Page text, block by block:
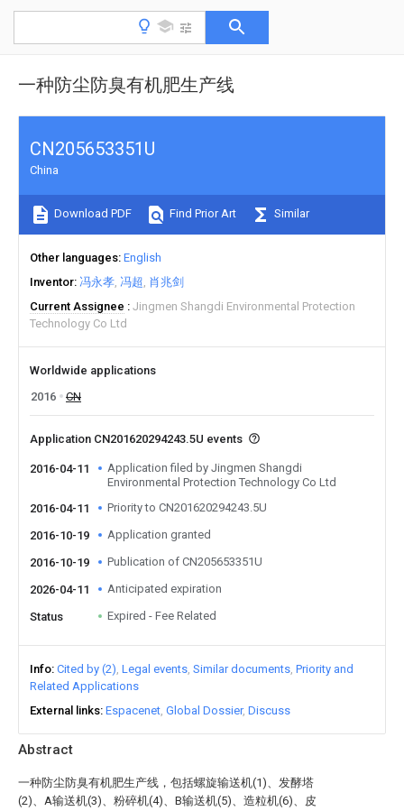
一种防尘防臭有机肥生产线
Abstract
一种防尘防臭有机肥生产线，包括螺旋输送机(1)、发酵塔
(2)、A输送机(3)、粉碎机(4)、B输送机(5)、造粒机(6)、皮
CN205653351U
China
Download PDF Find Prior Art Similar
Other languages English
Inventor 冯永孝 冯超 肖兆剑
Current Assignee
Jingmen Shangdi Environmental Protection
Technology Co Ltd
Worldwide applications
2016
CN
Application CN201620294243.5U events
2016-04-11
Application filed by Jingmen Shangdi
Environmental Protection Technology Co Ltd
2016-04-11
Priority to CN201620294243.5U
2016-10-19 Application granted
2016-10-19 Publication of CN205653351U
2026-04-11 Anticipated expiration
Status Expired - Fee Related
Info Cited by (2) Legal events Similar documents Priority and
Related Applications
External links Espacenet Global Dossier Discuss